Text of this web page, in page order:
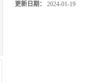
更新日期： 2024-01-19